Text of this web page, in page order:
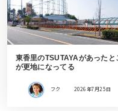
東香里のTSUTAYAがあったと
が更地になってる
フク 2026年7月25日